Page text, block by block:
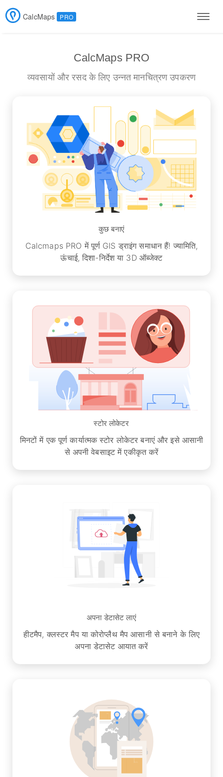
CalcMaps PRO
CalcMaps PRO
व्यवसायों और रसद के लिए उन्नत मानचित्रण उपकरण
कुछ बनाएं
Calcmaps PRO में पूर्ण GIS ड्राइंग समाधान हैं! ज्यामिति,
ऊंचाई, दिशा-निर्देश या 3D ऑब्जेक्ट
स्टोर लोकेटर
मिनटों में एक पूर्ण कार्यात्मक स्टोर लोकेटर बनाएं और इसे आसानी
से अपनी वेबसाइट में एकीकृत करें
अपना डेटासेट लाएं
हीटमैप, क्लस्टर मैप या कोरोप्लैथ मैप आसानी से बनाने के लिए
अपना डेटासेट आयात करें